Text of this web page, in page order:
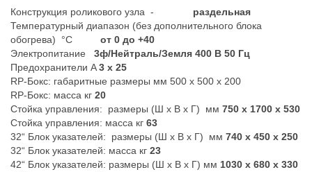
Конструкция роликового узла - раздельная
Температурный диапазон (без дополнительного блока
обогрева) °C
от 0 до +40
Электропитание
3ф/Нейтраль/Земля 400 В 50 Гц
Предохранители A3 x 25
RP-Бокс: габаритные размеры мм 500 x 500 x 200
RP-Бокс: масса кг 20
Стойка управления: размеры (Ш х В х Г) мм 750 x 1700 x 530
Стойка управления: масса кг 63
32“ Блок указателей: размеры (Ш х В х Г) мм 740 x 450 x 250
32“ Блок указателей: масса кг 23
42“ Блок указателей: размеры (Ш х В х Г) мм 1030 x 680 x 330